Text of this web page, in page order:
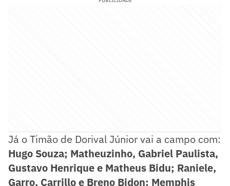
Já o Timão de Dorival Júnior vai a campo com:
Hugo Souza; Matheuzinho, Gabriel Paulista,
Gustavo Henrique e Matheus Bidu; Raniele,
Garro, Carrillo e Breno Bidon; Memphis